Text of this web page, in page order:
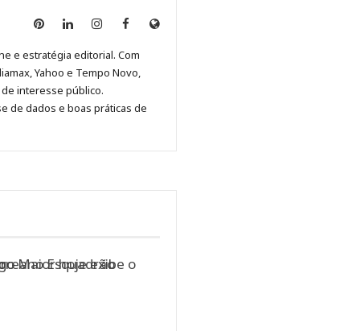
Anny
no
Pinterest
Anny
no
LinkedIn
Anny
no
Instagram
Anny
no
Facebook
Site
e estratégia editorial. Com
Yahoo e Tempo Novo,
interesse público.
de dados e boas práticas de